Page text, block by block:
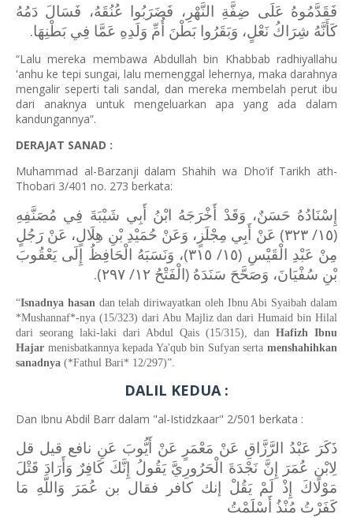
فَقَدَّمُوهُ عَلَى ضِفَّةِ النَّهْرِ، فَضَرَبُوا عُنُقَهُ، فَسَالَ دَمُهُ
كَأَنَّهُ شِرَاكُ نَعْلٍ، وَبَقَرُوا بَطْنَ أُمِّ وَلَدِهِ عَمَّا فِي بَطْنِهَا.
“Lalu mereka membawa Abdullah bin Khabbab radhiyallahu
'anhu ke tepi sungai, lalu memenggal lehernya, maka darahnya
mengalir seperti tali sandal, dan mereka membelah perut ibu
dari anaknya untuk mengeluarkan apa yang ada dalam
kandungannya”.
DERAJAT SANAD :
Muhammad al-Barzanji dalam Shahih wa Dho’if Tarikh ath-
Thobari 3/401 no. 273 berkata:
إِسْنَادُهُ حَسَنٌ، وَقَدْ أَخْرَجَهُ ابْنُ أَبِي شَيْبَةَ فِي مُصَنَّفِهِ
(١٥/ ٣٢٣) عَنْ أَبِي مِجْلَزٍ، وَعَنْ حُمَيْدِ بْنِ هِلَالٍ، عَنْ رَجُلٍ
مِنْ عَبْدِ الْقَيْسِ (١٥/ ٣١٥)، وَنَسَبَهُ الْحَافِظُ إِلَى يَعْقُوبَ
بْنِ سُفْيَانَ، وَصَحَّحَ سَنَدَهُ (الْفَتْحُ ١٢/ ٢٩٧).
“Isnadnya hasandan telah diriwayatkan oleh Ibnu Abi Syaibah dalam
*Mushannaf*-nya (15/323) dari Abu Majliz dan dari Humaid bin Hilal
dari seorang laki-laki dari Abdul Qais (15/315), dan Hafizh Ibnu
Hajar menisbatkannya kepada Ya'qub bin Sufyan serta menshahihkan
sanadnya (*Fathul Bari* 12/297)”.
DALIL KEDUA :
Dan Ibnu Abdil Barr dalam "al-Istidzkaar" 2/501 berkata :
ذَكَرَ عَبْدُ الرَّزَّاقِ عَنْ مَعْمَرٍ عَنْ أَيُّوبَ عَنِ نافع قيل قل
لِابْنِ عُمَرَ إِنَّ نَجْدَةَ الْحَرُورِيَّ يَقُولُ إِنَّكَ كَافِرٌ وَأَرَادَ قَتْلَ
مَوْلَاكَ إِذْ لَمْ يَقُلْ إنك كافر فقال بن عُمَرَ وَاللَّهِ مَا
كَفَرْتُ مُنْذُ أَسْلَمْتُ